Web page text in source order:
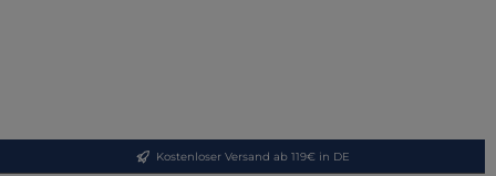
Kostenloser Versand ab 119€ in DE